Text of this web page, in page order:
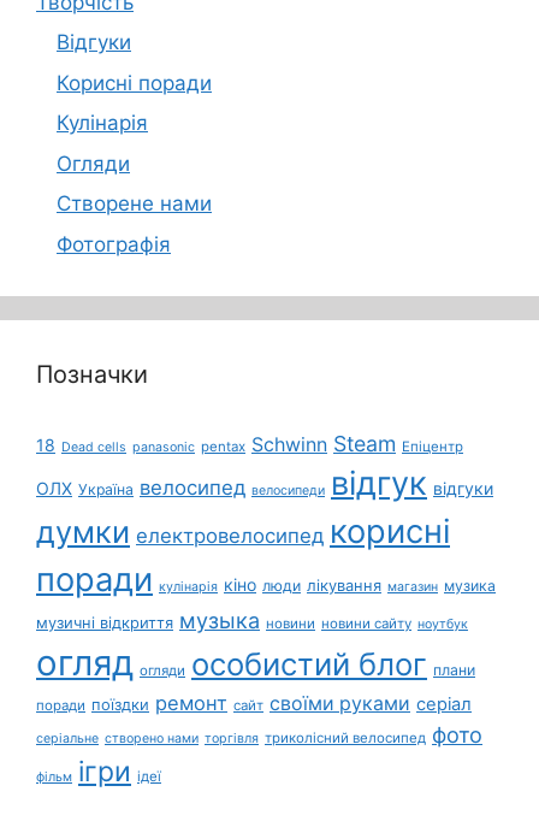
Відгуки
Корисні поради
Кулінарія
Огляди
Створене нами
Фотографія
Позначки
18 Dead cells panasonic pentax Schwinn Steam Епіцентр
ОЛХ Україна велосипед велосипеди відгук відгуки
думки електровелосипед корисні
поради кулінарія кіно люди лікування магазин музика
музичні відкриття музыка новини новини сайту ноутбук
огляд огляди особистий блог плани
поради поїздки ремонт сайт своїми руками серіал
серіальне створено нами торгівля триколісний велосипед фото
фільм ігри ідеї